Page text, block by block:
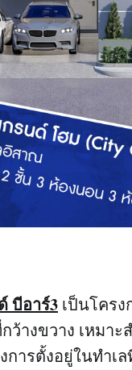
บีอาร์3 เป็นโคร
างขวาง เหมา
การตั้งอยู่ในทำเ